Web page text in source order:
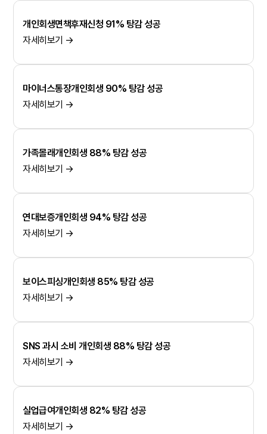
개인회생면책후재신청 91% 탕감 성공
자세히보기 →
마이너스통장개인회생 90% 탕감 성공
자세히보기 →
가족몰래개인회생 88% 탕감 성공
자세히보기 →
연대보증개인회생 94% 탕감 성공
자세히보기 →
보이스피싱개인회생 85% 탕감 성공
자세히보기 →
SNS 과시 소비 개인회생 88% 탕감 성공
자세히보기 →
실업급여개인회생 82% 탕감 성공
자세히보기 →